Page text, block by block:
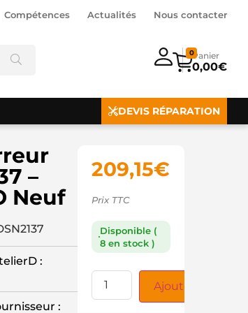
Compétences Actualités Nous contacter
0,00€
0
DEVIS RÉPARATION
–
Neuf
:
:
209,15€
Prix TTC
Disponible (
8 en stock )
Ajouter au